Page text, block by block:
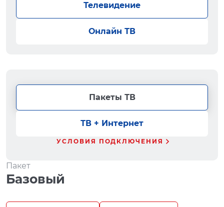
Телевидение
Онлайн ТВ
Пакеты ТВ
ТВ + Интернет
УСЛОВИЯ ПОДКЛЮЧЕНИЯ
Пакет
Базовый